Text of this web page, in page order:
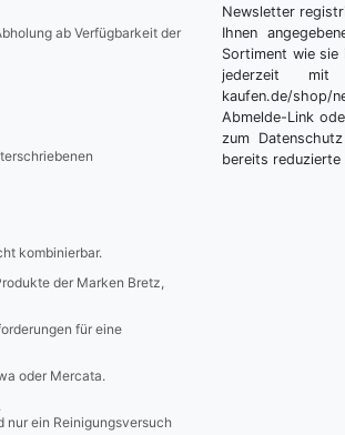
ab Verfügbarkeit der
kombinierbar.
der Marken Bretz,
für eine
oder Mercata.
nur ein Reinigungsversuch
Newsletter
Ihnen
Sortiment wie sie
jederzeit mit
kaufen.de/
Abmelde-Link
zum
bereits